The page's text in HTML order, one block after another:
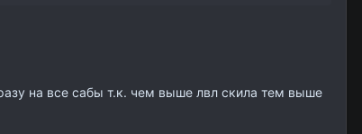
на все сабы т.к. чем выше лвл скила тем выше